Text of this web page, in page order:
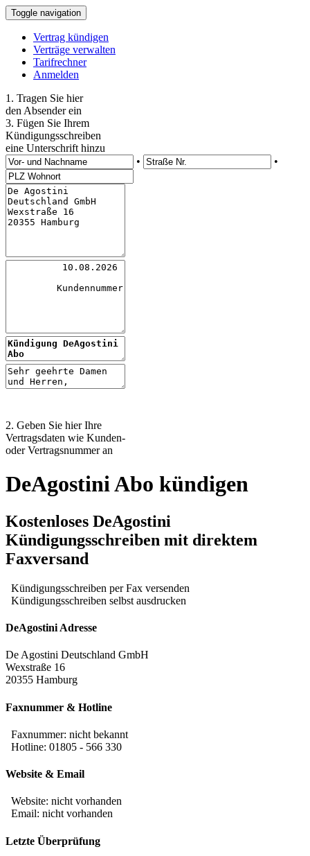
Toggle navigation
Vertrag kündigen
Verträge verwalten
Tarifrechner
Anmelden
1. Tragen Sie hier
den Absender ein
3. Fügen Sie Ihrem
Kündigungsschreiben
eine Unterschrift hinzu
•
•
2. Geben Sie hier Ihre
Vertragsdaten wie Kunden-
oder Vertragsnummer an
DeAgostini Abo kündigen
Kostenloses DeAgostini
Kündigungsschreiben mit direktem
Faxversand
Kündigungsschreiben per Fax versenden
Kündigungsschreiben selbst ausdrucken
DeAgostini Adresse
De Agostini Deutschland GmbH
Wexstraße 16
20355 Hamburg
Faxnummer & Hotline
Faxnummer: nicht bekannt
Hotline: 01805 - 566 330
Website & Email
Website: nicht vorhanden
Email: nicht vorhanden
Letzte Überprüfung